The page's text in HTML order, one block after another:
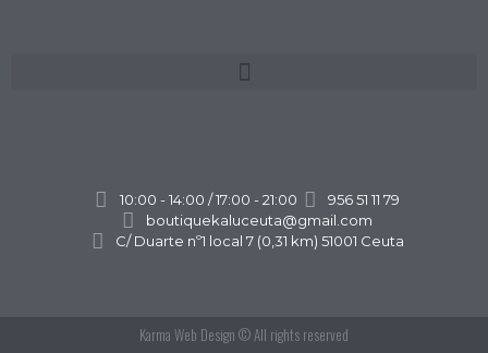
10:00 - 14:00 / 17:00 - 21:00
956 51 11 79
boutiquekaluceuta@gmail.com
C/ Duarte nº1 local 7 (0,31 km) 51001 Ceuta
Karma Web Design © All rights reserved